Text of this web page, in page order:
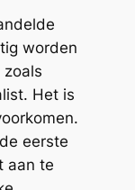
worden
Het is
eerste
aan te